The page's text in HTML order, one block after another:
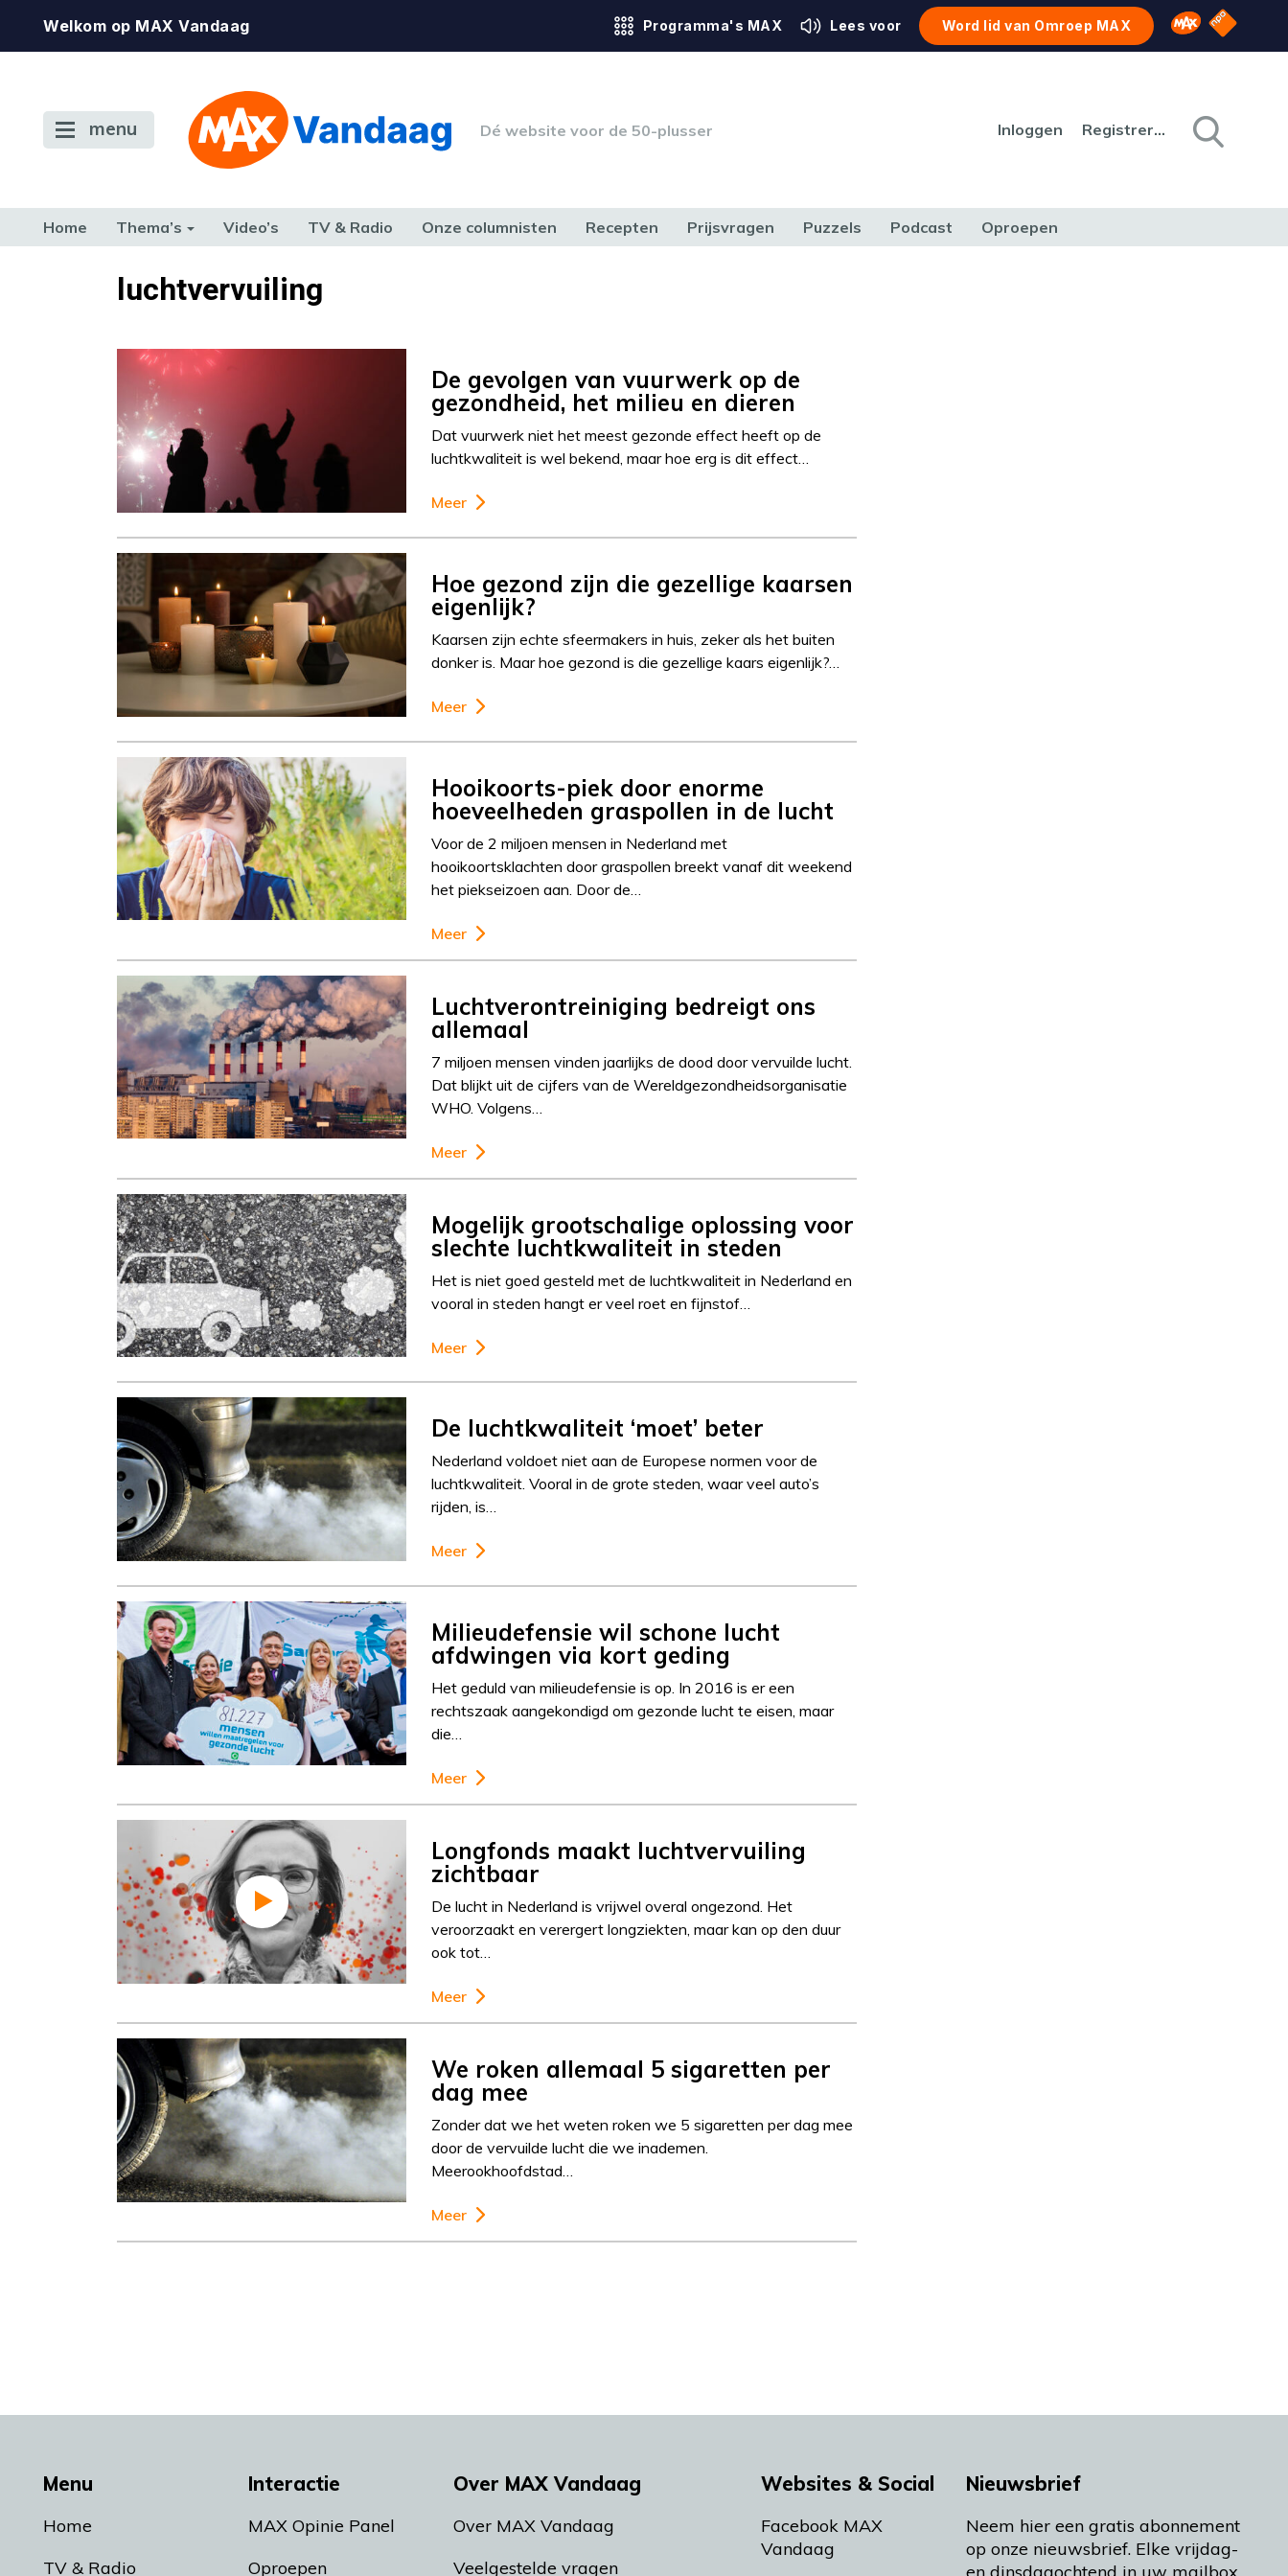
Welkom op MAX Vandaag Programma's MAX Lees voor Word lid van Omroep MAX Omroep MAX
NPO
menu Dé website voor de 50-plusser Inloggen Registreren
Home Thema’s Video’s TV & Radio Onze columnisten Recepten Prijsvragen Puzzels Podcast Oproepen
TERUG NAAR TOENluchtvervuiling
De gevolgen van vuurwerk op de
gezondheid, het milieu en dieren
Dat vuurwerk niet het meest gezonde effect heeft op de
luchtkwaliteit is wel bekend, maar hoe erg is dit effect…
Meer
Hoe gezond zijn die gezellige kaarsen
eigenlijk?
Kaarsen zijn echte sfeermakers in huis, zeker als het buiten
donker is. Maar hoe gezond is die gezellige kaars eigenlijk?…
Meer
Hooikoorts-piek door enorme
hoeveelheden graspollen in de lucht
Voor de 2 miljoen mensen in Nederland met
hooikoortsklachten door graspollen breekt vanaf dit weekend
het piekseizoen aan. Door de…
Meer
Luchtverontreiniging bedreigt ons
allemaal
7 miljoen mensen vinden jaarlijks de dood door vervuilde lucht.
Dat blijkt uit de cijfers van de Wereldgezondheidsorganisatie
WHO. Volgens…
Meer
Mogelijk grootschalige oplossing voor
slechte luchtkwaliteit in steden
Het is niet goed gesteld met de luchtkwaliteit in Nederland en
vooral in steden hangt er veel roet en fijnstof…
Meer
De luchtkwaliteit ‘moet’ beter
Nederland voldoet niet aan de Europese normen voor de
luchtkwaliteit. Vooral in de grote steden, waar veel auto’s
rijden, is…
Meer
Milieudefensie wil schone lucht
afdwingen via kort geding
Het geduld van milieudefensie is op. In 2016 is er een
rechtszaak aangekondigd om gezonde lucht te eisen, maar
die…
Meer
Longfonds maakt luchtvervuiling
zichtbaar
De lucht in Nederland is vrijwel overal ongezond. Het
veroorzaakt en verergert longziekten, maar kan op den duur
ook tot…
Meer
We roken allemaal 5 sigaretten per
dag mee
Zonder dat we het weten roken we 5 sigaretten per dag mee
door de vervuilde lucht die we inademen.
Meerookhoofdstad…
Meer
Menu
Home
TV & Radio
Interactie
MAX Opinie Panel
Oproepen
Over MAX Vandaag
Over MAX Vandaag
Veelgestelde vragen
Websites & Social
Facebook MAX
Vandaag
Nieuwsbrief
Neem hier een gratis abonnement
op onze nieuwsbrief. Elke vrijdag-